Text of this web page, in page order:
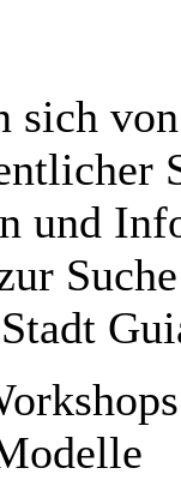
sich
und